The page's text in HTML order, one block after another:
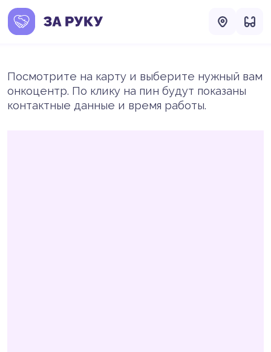
Посмотрите на карту и выберите нужный вам
онкоцентр. По клику на пин будут показаны
контактные данные и время работы.